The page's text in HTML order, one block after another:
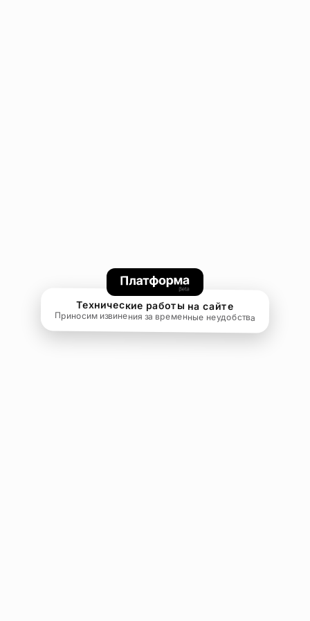
Технические работы на сайте
Приносим извинения за временные неудобства